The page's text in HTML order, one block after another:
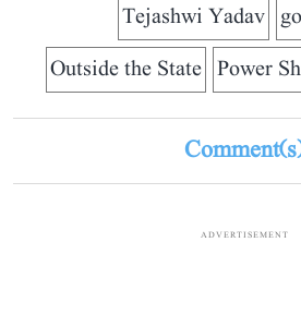
Tejashwi Yadav
Power
Outside the State
ADVERTISEMENT